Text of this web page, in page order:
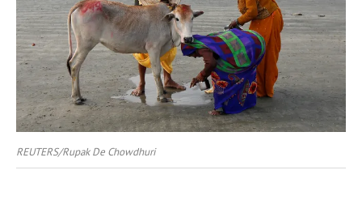
REUTERS/Rupak De Chowdhuri